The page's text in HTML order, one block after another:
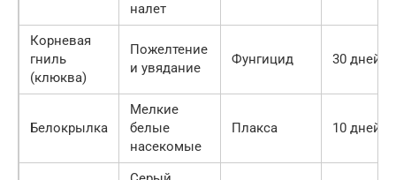
налет
Корневая
гниль
(клюква)
Пожелтение
и увядание
Фунгицид 30 дней
Белокрылка
Мелкие
белые
насекомые
Плакса 10 дней